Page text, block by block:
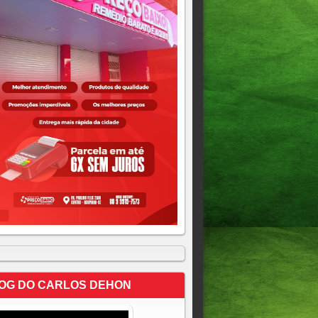
DO CARLOS DEHON